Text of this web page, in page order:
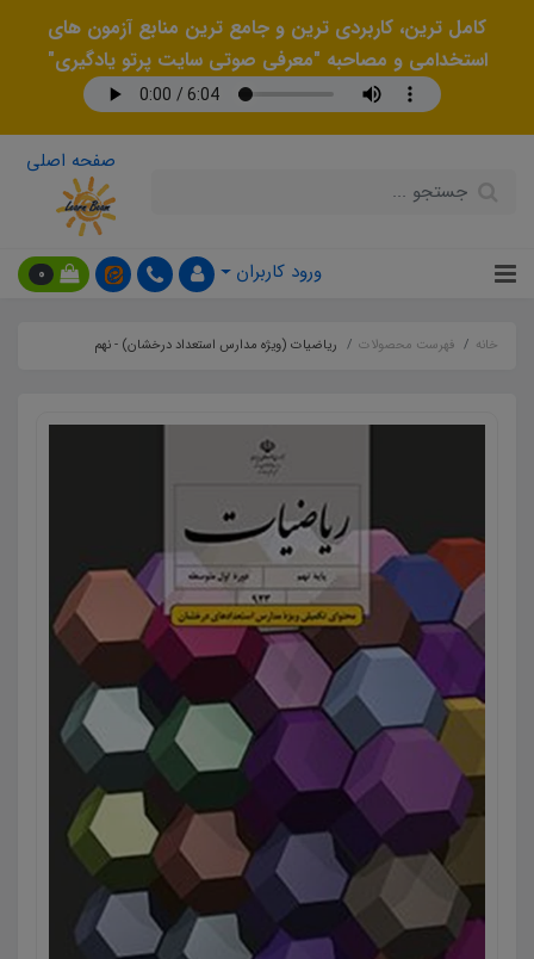
کامل ترین، کاربردی ترین و جامع ترین منابع آزمون های
استخدامی و مصاحبه "معرفی صوتی سایت پرتو یادگیری"
صفحه اصلی
ورود کاربران 0
خانه فهرست محصولات ریاضیات (ویژه مدارس استعداد درخشان) - نهم